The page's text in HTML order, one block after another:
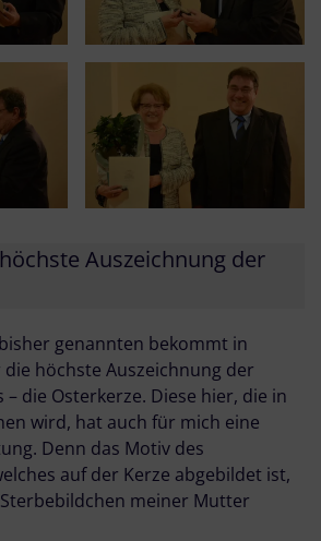
Auszeichnung der
genannten bekommt in
die höchste Auszeichnung der
– die Osterkerze. Diese hier, die in
wird, hat auch für mich eine
Denn das Motiv des
auf der Kerze abgebildet ist,
meiner Mutter